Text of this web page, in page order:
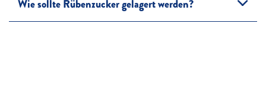
Wie sollte Rübenzucker gelagert werden?